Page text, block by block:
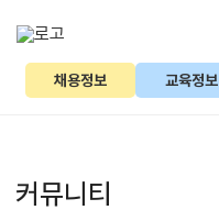
채용정보 교육정보
커뮤니티